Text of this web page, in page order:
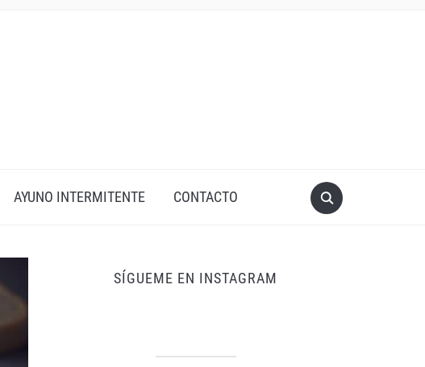
AYUNO INTERMITENTE CONTACTO
SÍGUEME EN INSTAGRAM